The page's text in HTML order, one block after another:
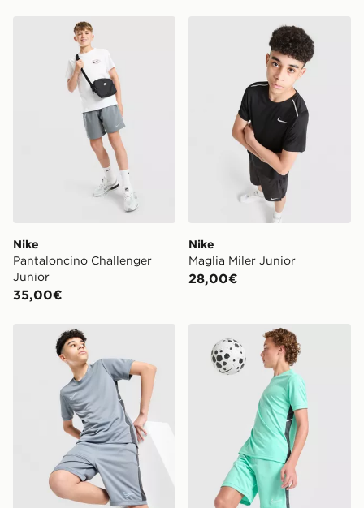
Nike Pantaloncino Challenger Junior
Nike
Pantaloncino Challenger
Junior
35,00€
Nike Maglia Miler Junior
Nike
Maglia Miler Junior
28,00€
Nike Pantaloncini Academy JuniorNike Pantaloncino